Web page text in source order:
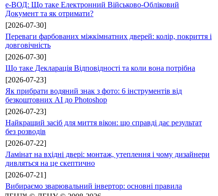
е-ВОД: Що таке Електронний Військово-Обліковий
Документ та як отримати?
[2026-07-30]
Переваги фарбованих міжкімнатних дверей: колір, покриття і
довговічність
[2026-07-30]
Що таке Декларація Відповідності та коли вона потрібна
[2026-07-23]
Як прибрати водяний знак з фото: 6 інструментів від
безкоштовних AI до Photoshop
[2026-07-23]
Найкращий засіб для миття вікон: що справді дає результат
без розводів
[2026-07-22]
Ламінат на вхідні двері: монтаж, утеплення і чому дизайнери
дивляться на це скептично
[2026-07-21]
Вибираємо зварювальний інвертор: основні правила